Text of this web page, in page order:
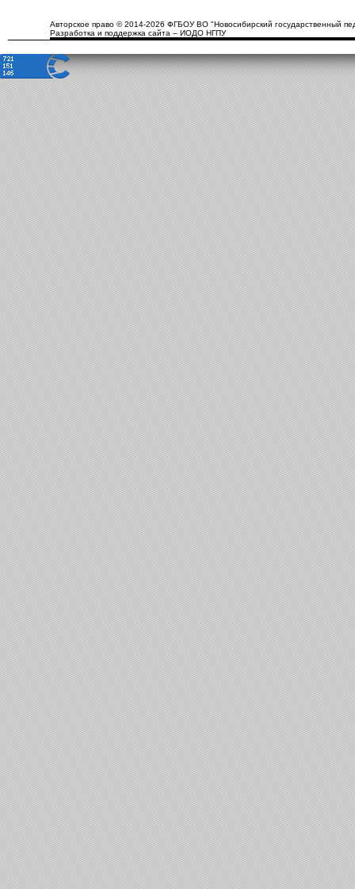
Авторское право © 2014-2026 ФГБОУ ВО "Новосибирский государственный
Разработка и поддержка сайта – ИОДО НГПУ